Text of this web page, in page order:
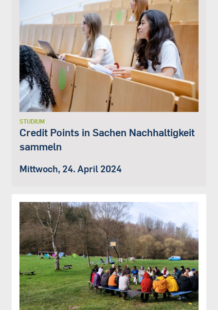
STUDIUM
Credit Points in Sachen Nachhaltigkeit
sammeln
Mittwoch, 24. April 2024